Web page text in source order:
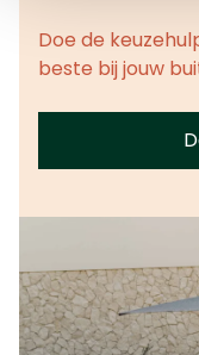
Doe de
beste bij jouw